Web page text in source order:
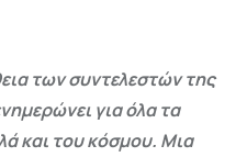
των συντελεστών της
για όλα τα
και του κόσμου. Μια